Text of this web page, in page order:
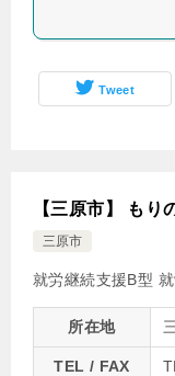
Tweet
【三原市】 もり
三原市
就労継続支援B型
所在地
TEL / FAX